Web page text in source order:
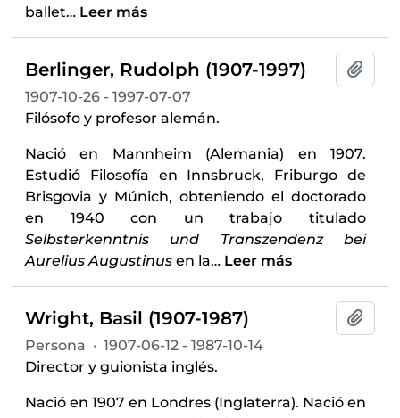
ballet… Leer más
Berlinger, Rudolph (1907-1997)
1907-10-26 - 1997-07-07
Filósofo y profesor alemán.
Nació en Mannheim (Alemania) en 1907.
Estudió Filosofía en Innsbruck, Friburgo de
Brisgovia y Múnich, obteniendo el doctorado
en 1940 con un trabajo titulado
Selbsterkenntnis und Transzendenz bei
Aurelius Augustinus en la… Leer más
Wright, Basil (1907-1987)
Persona · 1907-06-12 - 1987-10-14
Director y guionista inglés.
Nació en 1907 en Londres (Inglaterra). Nació en